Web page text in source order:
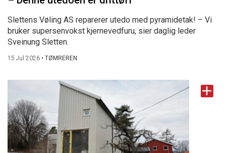
Slettens Vøling AS reparerer utedo med pyramidetak! – Vi
bruker supersenvokst kjernevedfuru, sier daglig leder
Sveinung Sletten.
15 Jul 2026 • TØMREREN